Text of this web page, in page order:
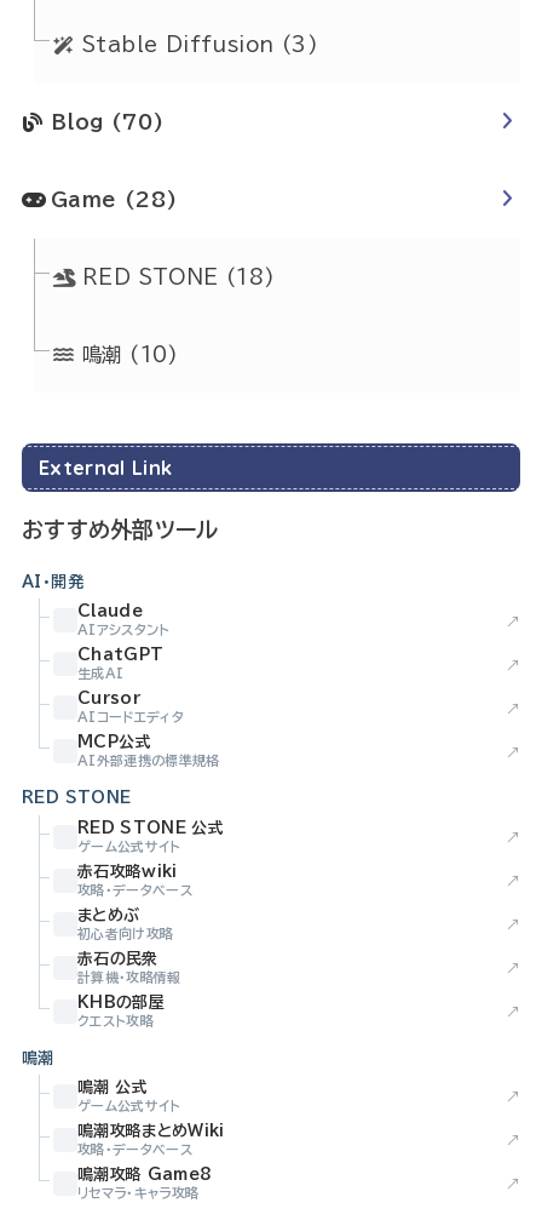
Stable Diffusion (3)
Blog (70)
Game (28)
RED STONE (18)
鳴潮 (10)
External Link
おすすめ外部ツール
AI・開発
Claude
AIアシスタント
↗
ChatGPT
生成AI
↗
Cursor
AIコードエディタ
↗
MCP公式
AI外部連携の標準規格
↗
RED STONE
RED STONE 公式
ゲーム公式サイト
↗
赤石攻略wiki
攻略・データベース
↗
まとめぶ
初心者向け攻略
↗
赤石の民衆
計算機・攻略情報
↗
KHBの部屋
クエスト攻略
↗
鳴潮
鳴潮 公式
ゲーム公式サイト
↗
鳴潮攻略まとめWiki
攻略・データベース
↗
鳴潮攻略 Game8
リセマラ・キャラ攻略
↗